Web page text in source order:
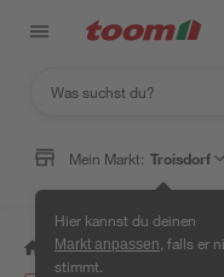
Mein Markt: Troisdorf
Hier kannst du deinen
Markt anpassen , falls er
stimmt.
/ Bauen & Renovieren /